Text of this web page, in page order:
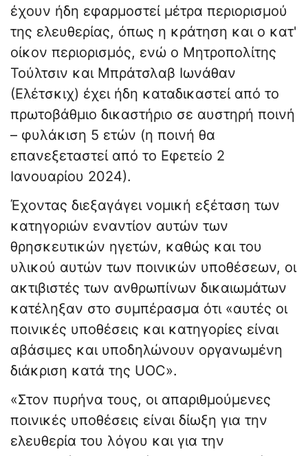
έχουν ήδη εφαρμοστεί μέτρα περιορισμού
της ελευθερίας, όπως η κράτηση και ο κατ'
οίκον περιορισμός, ενώ ο Μητροπολίτης
Τούλτσιν και Μπράτσλαβ Ιωνάθαν
(Ελέτσκιχ) έχει ήδη καταδικαστεί από το
πρωτοβάθμιο δικαστήριο σε αυστηρή ποινή
– φυλάκιση 5 ετών (η ποινή θα
επανεξεταστεί από το Εφετείο 2
Ιανουαρίου 2024).
Έχοντας διεξαγάγει νομική εξέταση των
κατηγοριών εναντίον αυτών των
θρησκευτικών ηγετών, καθώς και του
υλικού αυτών των ποινικών υποθέσεων, οι
ακτιβιστές των ανθρωπίνων δικαιωμάτων
κατέληξαν στο συμπέρασμα ότι «αυτές οι
ποινικές υποθέσεις και κατηγορίες είναι
αβάσιμες και υποδηλώνουν οργανωμένη
διάκριση κατά της UOC».
«Στον πυρήνα τους, οι απαριθμούμενες
ποινικές υποθέσεις είναι δίωξη για την
ελευθερία του λόγου και για την